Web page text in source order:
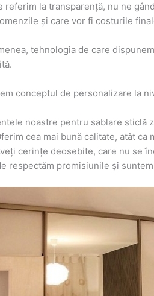
referim la transparență, nu ne
și care vor fi costurile
tehnologia de care
conceptul de personalizare la
noastre pentru sablare sticlă
cea mai bună calitate, atât
cerințe deosebite, care nu se
respectăm promisiunile și